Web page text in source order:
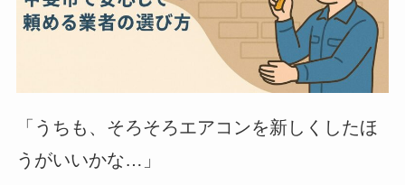
「うちも、そろそろエアコンを新しくしたほ
うがいいかな…」